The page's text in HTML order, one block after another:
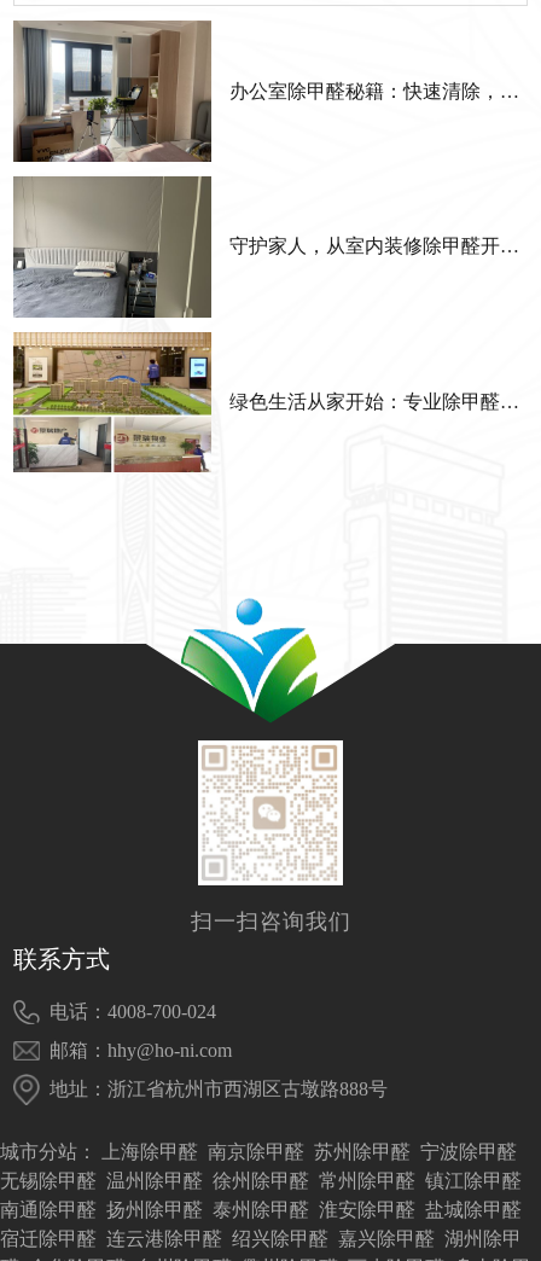
办公室除甲醛秘籍：快速清除，安心工作每一天
守护家人，从室内装修除甲醛开始——健康家居第一步
绿色生活从家开始：专业除甲醛，让爱回家无负担
扫一扫咨询我们
联系方式
电话：4008-700-024
邮箱：hhy@ho-ni.com
地址：浙江省杭州市西湖区古墩路888号
城市分站： 上海除甲醛 南京除甲醛 苏州除甲醛 宁波除甲醛
无锡除甲醛 温州除甲醛 徐州除甲醛 常州除甲醛 镇江除甲醛
南通除甲醛 扬州除甲醛 泰州除甲醛 淮安除甲醛 盐城除甲醛
宿迁除甲醛 连云港除甲醛 绍兴除甲醛 嘉兴除甲醛 湖州除甲